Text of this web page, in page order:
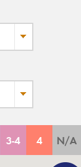
3-4 4 N/A